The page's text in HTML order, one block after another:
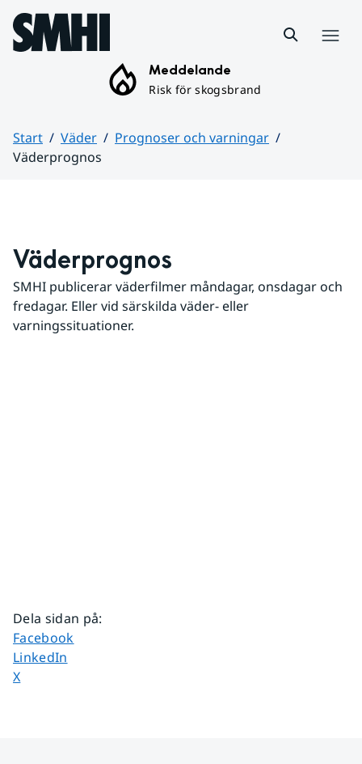
Hoppa till sidans innehåll
Meddelande
Risk för skogsbrand
Start Väder
Prognoser och varningar
Väderprognos
Väderprognos
SMHI publicerar väderfilmer måndagar, onsdagar och
fredagar. Eller vid särskilda väder- eller
varningssituationer.
Dela sidan på:
Dela sidan på
Facebook
Dela sidan på
LinkedIn
Dela sidan på
X